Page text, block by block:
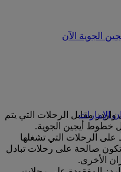
الجوية الآن
مقابل الرحلات التي يتم
خطوط أيجين الجوية.
الرحلات التي تشغلها
صالحة على رحلات تبادل
الأخرى.
الإمارات